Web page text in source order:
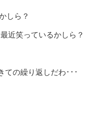
しら？
近笑っているかしら？
ての繰り返しだわ･･･